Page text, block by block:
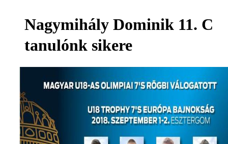
Nagymihály Dominik 11. C
tanulónk sikere